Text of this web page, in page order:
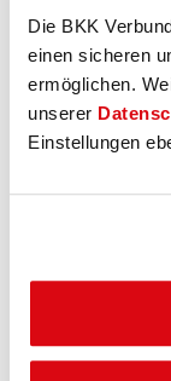
Die BKK
einen sicheren
ermöglichen.
unserer
Einstellungen
der Verlinkung auf
Rechtswidrige
erkennbar.
Eine permanente
Seiten unterliegen
Vervielfältigung,
Verwertung